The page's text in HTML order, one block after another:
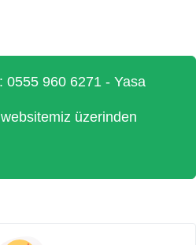
0555 960 6271 - Yasa
üzerinden